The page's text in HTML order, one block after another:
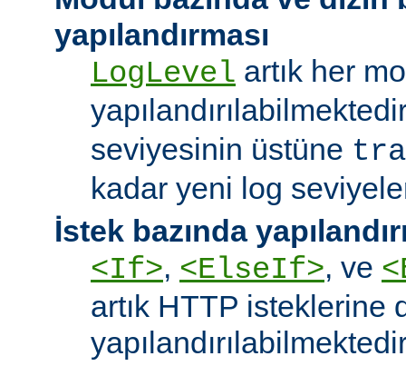
yapılandırması
LogLevel artık her
seviyesinin üstüne
kadar yeni log
İstek bazında
<If>, <ElseIf>, ve
artık HTTP isteklerine